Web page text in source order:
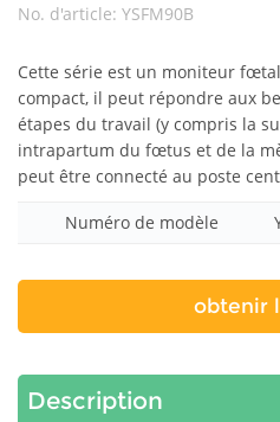
No. d'article: YSFM90B
Cette série est un moniteur
compact, il peut répondre aux
étapes du travail (y compris la
intrapartum du fœtus et de la
peut être connecté au poste
Numéro de modèle
obtenir
Description